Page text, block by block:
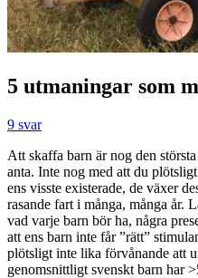
5 utmaningar som
9 svar
Att skaffa barn är nog den
anta. Inte nog med att du
ens visste existerade, de växer
rasande fart i många, många år.
vad varje barn bör ha, några
att ens barn inte får ”rätt”
plötsligt inte lika förvånande att
genomsnittligt svenskt barn har